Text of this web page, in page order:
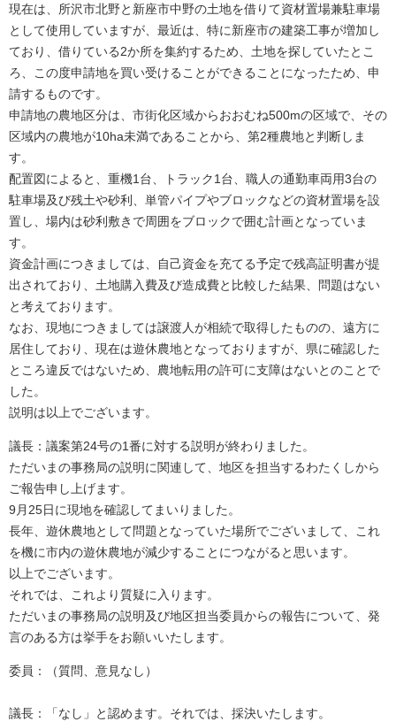
現在は、所沢市北野と新座市中野の土地を借りて資材置場兼駐車場
として使用していますが、最近は、特に新座市の建築工事が増加し
ており、借りている2か所を集約するため、土地を探していたとこ
ろ、この度申請地を買い受けることができることになったため、申
請するものです。
申請地の農地区分は、市街化区域からおおむね500mの区域で、その
区域内の農地が10ha未満であることから、第2種農地と判断しま
す。
配置図によると、重機1台、トラック1台、職人の通勤車両用3台の
駐車場及び残土や砂利、単管パイプやブロックなどの資材置場を設
置し、場内は砂利敷きで周囲をブロックで囲む計画となっていま
す。
資金計画につきましては、自己資金を充てる予定で残高証明書が提
出されており、土地購入費及び造成費と比較した結果、問題はない
と考えております。
なお、現地につきましては譲渡人が相続で取得したものの、遠方に
居住しており、現在は遊休農地となっておりますが、県に確認した
ところ違反ではないため、農地転用の許可に支障はないとのことで
した。
説明は以上でございます。
議長：議案第24号の1番に対する説明が終わりました。
ただいまの事務局の説明に関連して、地区を担当するわたくしから
ご報告申し上げます。
9月25日に現地を確認してまいりました。
長年、遊休農地として問題となっていた場所でございまして、これ
を機に市内の遊休農地が減少することにつながると思います。
以上でございます。
それでは、これより質疑に入ります。
ただいまの事務局の説明及び地区担当委員からの報告について、発
言のある方は挙手をお願いいたします。
委員：（質問、意見なし）
議長：「なし」と認めます。それでは、採決いたします。